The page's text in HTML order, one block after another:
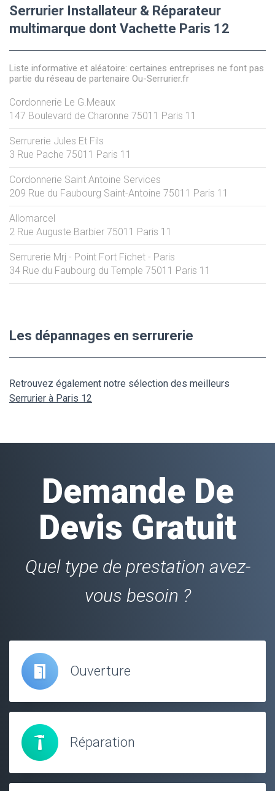
Serrurier Installateur & Réparateur
multimarque dont Vachette Paris 12
Liste informative et aléatoire: certaines entreprises ne font pas
partie du réseau de partenaire Ou-Serrurier.fr
Cordonnerie Le G.Meaux
147 Boulevard de Charonne 75011 Paris 11
Serrurerie Jules Et Fils
3 Rue Pache 75011 Paris 11
Cordonnerie Saint Antoine Services
209 Rue du Faubourg Saint-Antoine 75011 Paris 11
Allomarcel
2 Rue Auguste Barbier 75011 Paris 11
Serrurerie Mrj - Point Fort Fichet - Paris
34 Rue du Faubourg du Temple 75011 Paris 11
Les dépannages en serrurerie
Retrouvez également notre sélection des meilleurs
Serrurier à Paris 12
Demande De
Devis Gratuit
Quel type de prestation avez-
vous besoin ?
Ouverture
Réparation